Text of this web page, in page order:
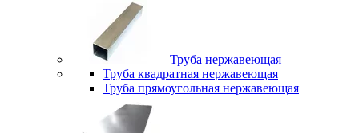
Труба нержавеющая
Труба квадратная нержавеющая
Труба прямоугольная нержавеющая